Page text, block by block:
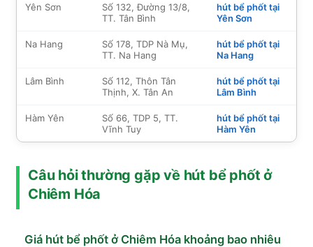
Yên Sơn
Số 132, Đường 13/8,
TT. Tân Bình
hút bể phốt tại
Yên Sơn
Na Hang
Số 178, TDP Nà Mụ,
TT. Na Hang
hút bể phốt tại
Na Hang
Lâm Bình
Số 112, Thôn Tân
Thịnh, X. Tân An
hút bể phốt tại
Lâm Bình
Hàm Yên
Số 66, TDP 5, TT.
Vĩnh Tuy
hút bể phốt tại
Hàm Yên
Câu hỏi thường gặp về hút bể phốt ở
Chiêm Hóa
Giá hút bể phốt ở Chiêm Hóa khoảng bao nhiêu